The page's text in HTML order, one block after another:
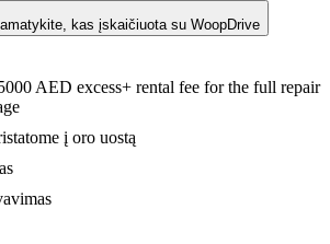
kas įskaičiuota su WoopDrive
AED excess+ rental fee for the full repair
į oro uostą